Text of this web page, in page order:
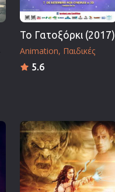
Το Γατοξόρκι (2017)
Animation Παιδικές
5.6